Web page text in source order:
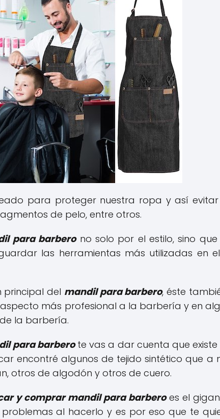
para proteger nuestra ropa y así
de pelo, entre otros.
para barberono solo por el estilo, sino
las herramientas más utilizadas en
principal del mandil para barbero, éste
más profesional a la barbería y en
la barbería.
para barberote vas a dar cuenta que
encontré algunos de tejido sintético que a
otros de algodón y otros de cuero.
y comprar mandil para barberoes el
al hacerlo y es por eso que te